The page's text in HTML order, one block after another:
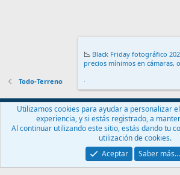
Todo-Terreno
Español (ES)
Contáctanos
Términos y reglas Política de
Community platform by XenForo® © 2010-2024
📉 Black Friday fotográfico
precios mínimos en cámaras,
.
Utilizamos cookies para ayudar a personalizar
experiencia, y si estás registrado, a
Al continuar utilizando este sitio, estás dando tu
utilización de cookies.
Aceptar
Saber más…